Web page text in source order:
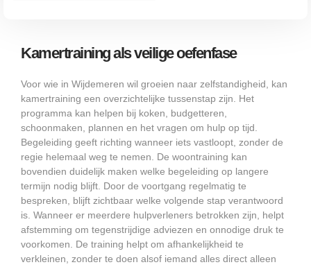
Kamertraining als veilige oefenfase
Voor wie in Wijdemeren wil groeien naar zelfstandigheid, kan
kamertraining een overzichtelijke tussenstap zijn. Het
programma kan helpen bij koken, budgetteren,
schoonmaken, plannen en het vragen om hulp op tijd.
Begeleiding geeft richting wanneer iets vastloopt, zonder de
regie helemaal weg te nemen. De woontraining kan
bovendien duidelijk maken welke begeleiding op langere
termijn nodig blijft. Door de voortgang regelmatig te
bespreken, blijft zichtbaar welke volgende stap verantwoord
is. Wanneer er meerdere hulpverleners betrokken zijn, helpt
afstemming om tegenstrijdige adviezen en onnodige druk te
voorkomen. De training helpt om afhankelijkheid te
verkleinen, zonder te doen alsof iemand alles direct alleen